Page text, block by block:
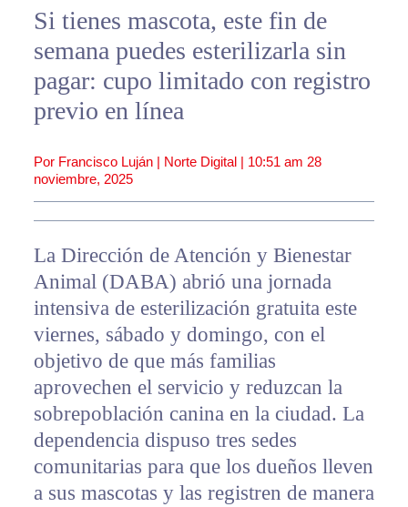
Si tienes mascota, este fin de
semana puedes esterilizarla sin
pagar: cupo limitado con registro
previo en línea
Por Francisco Luján | Norte Digital | 10:51 am 28
noviembre, 2025
La Dirección de Atención y Bienestar
Animal (DABA) abrió una jornada
intensiva de esterilización gratuita este
viernes, sábado y domingo, con el
objetivo de que más familias
aprovechen el servicio y reduzcan la
sobrepoblación canina en la ciudad. La
dependencia dispuso tres sedes
comunitarias para que los dueños lleven
a sus mascotas y las registren de manera